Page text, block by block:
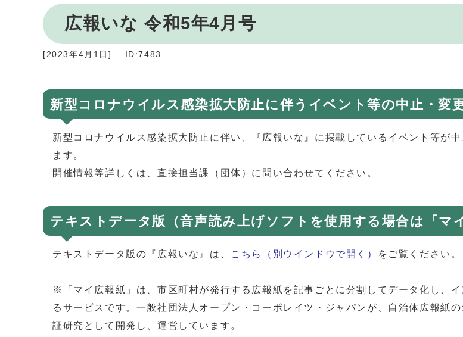
広報いな 令和5年4月号
[2023年4月1日] ID:7483
新型コロナウイルス感染拡大防止に伴うイベント等の中止・変
新型コロナウイルス感染拡大防止に伴い、『広報いな』に掲載しているイベント等が
ます。
開催情報等詳しくは、直接担当課（団体）に問い合わせてください。
テキストデータ版（音声読み上げソフトを使用する場合は「マ
テキストデータ版の『広報いな』は、 こちら （別ウインドウで開く） をご覧ください。
※「マイ広報紙」は、市区町村が発行する広報紙を記事ごとに分割してデータ化し、
るサービスです。一般社団法人オープン・コーポレイツ・ジャパンが、自治体広報紙
証研究として開発し、運営しています。